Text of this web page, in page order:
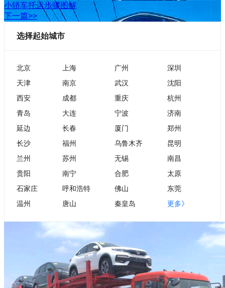
小轿车托运步骤图解
下一篇>>
选择起始城市
北京 上海 广州
深圳
天津
南京 武汉
沈阳
西安
成都 重庆
杭州
青岛
大连 宁波
济南
延边
长春 厦门
郑州
长沙
福州 乌鲁木齐
昆明
兰州
苏州 无锡
南昌
贵阳
南宁 合肥
太原
石家庄
呼和浩特 佛山
东莞
温州
唐山 秦皇岛 更多》